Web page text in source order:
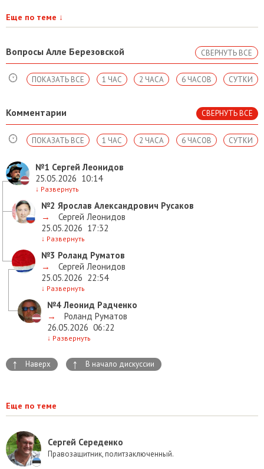
Еще по теме ↓
Вопросы Алле Березовской СВЕРНУТЬ ВСЕ
СУТКИ
6 ЧАСОВ
2 ЧАСА
1 ЧАС
ПОКАЗАТЬ ВСЕ
Комментарии СВЕРНУТЬ ВСЕ
СУТКИ
6 ЧАСОВ
2 ЧАСА
1 ЧАС
ПОКАЗАТЬ ВСЕ
№1 Сергей Леонидов
25.05.2026 10:14
↓ Развернуть
№2 Ярослав Александрович Русаков
→
Сергей Леонидов
25.05.2026 17:32
↓ Развернуть
№3 Роланд Руматов
→
Сергей Леонидов
25.05.2026 22:54
↓ Развернуть
№4Леонид Радченко
→
Роланд Руматов
26.05.2026 06:22
↓ Развернуть
↑ Наверх ↑ В начало дискуссии
Еще по теме
Сергей Середенко
Правозащитник, политзаключенный.